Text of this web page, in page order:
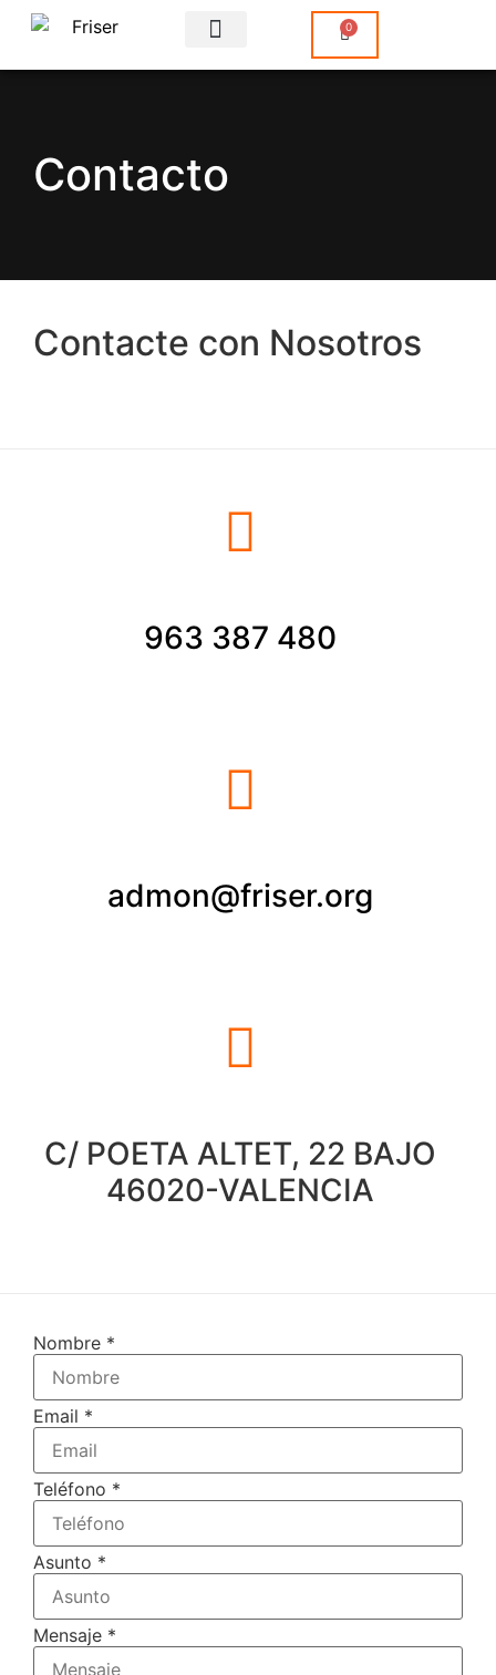
0
Contacto
Contacte con Nosotros
963 387 480
admon@friser.org
C/ POETA ALTET, 22 BAJO
46020-VALENCIA
Nombre *
Email *
Teléfono *
Asunto *
Mensaje *